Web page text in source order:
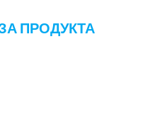
ПРОДУКТА